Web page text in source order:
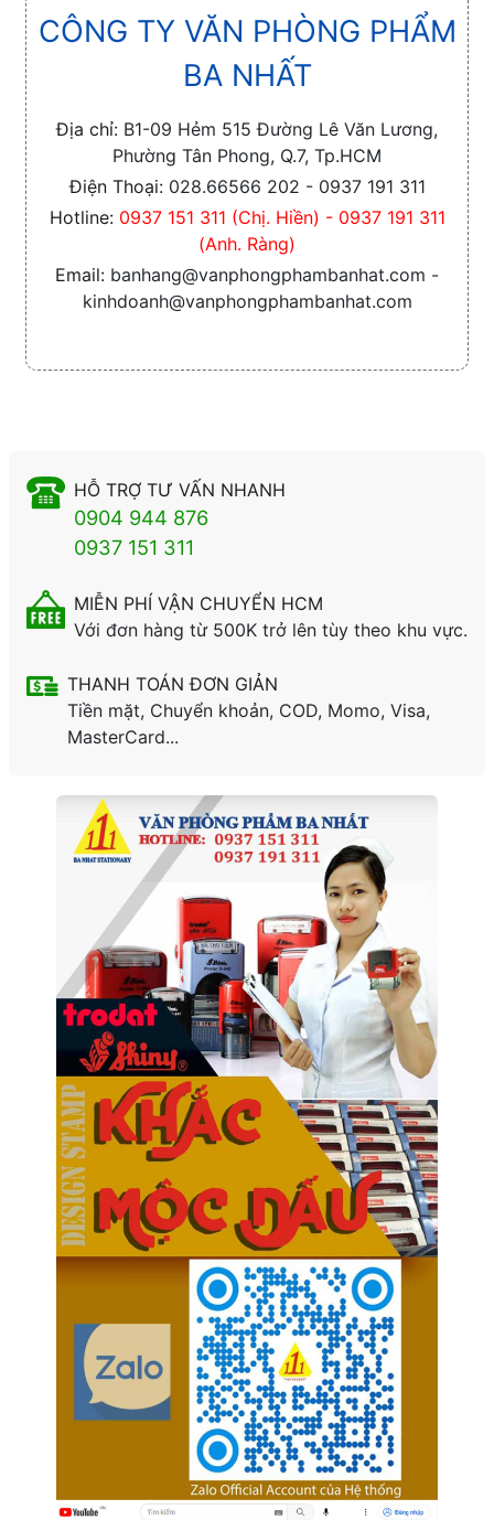
CÔNG TY VĂN PHÒNG PHẨM
BA NHẤT
Địa chỉ: B1-09 Hẻm 515 Đường Lê Văn Lương,
Phường Tân Phong, Q.7, Tp.HCM
Điện Thoại: 028.66566 202 - 0937 191 311
Hotline: 0937 151 311 (Chị. Hiền) - 0937 191 311
(Anh. Ràng)
Email: banhang@vanphongphambanhat.com -
kinhdoanh@vanphongphambanhat.com
HỖ TRỢ TƯ VẤN NHANH
0904 944 876
0937 151 311
MIỄN PHÍ VẬN CHUYỂN HCM
Với đơn hàng từ 500K trở lên tùy theo khu vực.
THANH TOÁN ĐƠN GIẢN
Tiền mặt, Chuyển khoản, COD, Momo, Visa,
MasterCard...